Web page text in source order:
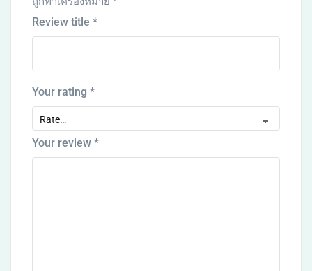
Review title *
Your rating *
Your review *